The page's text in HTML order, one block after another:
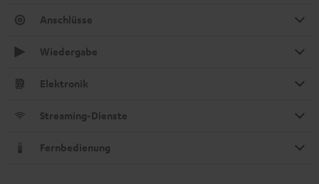
Anschlüsse
Wiedergabe
Elektronik
Streaming-Dienste
Fernbedienung